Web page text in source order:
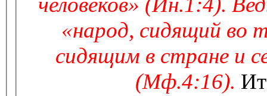
«народ, сидящий во
сидящим в стране и
(Мф.4:16).